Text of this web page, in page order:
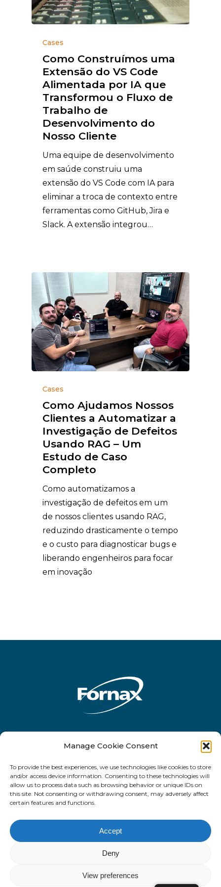
Manage Cookie Consent
To provide the best experiences, we use technologies like cookies to store
and/or access device information. Consenting to these technologies will
allow us to process data such as browsing behavior or unique IDs on
this site. Not consenting or withdrawing consent, may adversely affect
certain features and functions.
Accept
Deny
View preferences
Cases
Como Construímos uma
Extensão do VS Code
Alimentada por IA que
Transformou o Fluxo de
Trabalho de
Desenvolvimento do
Nosso Cliente
Uma equipe de desenvolvimento
em saúde construiu uma
extensão do VS Code com IA para
eliminar a troca de contexto entre
ferramentas como GitHub, Jira e
Slack. A extensão integrou…
Cases
Como Ajudamos Nossos
Clientes a Automatizar a
Investigação de Defeitos
Usando RAG – Um
Estudo de Caso
Completo
Como automatizamos a
investigação de defeitos em um
de nossos clientes usando RAG,
reduzindo drasticamente o tempo
e o custo para diagnosticar bugs e
liberando engenheiros para focar
em inovação
SP
facebook linkedin email
© 2022. Fornax Tecnologia.